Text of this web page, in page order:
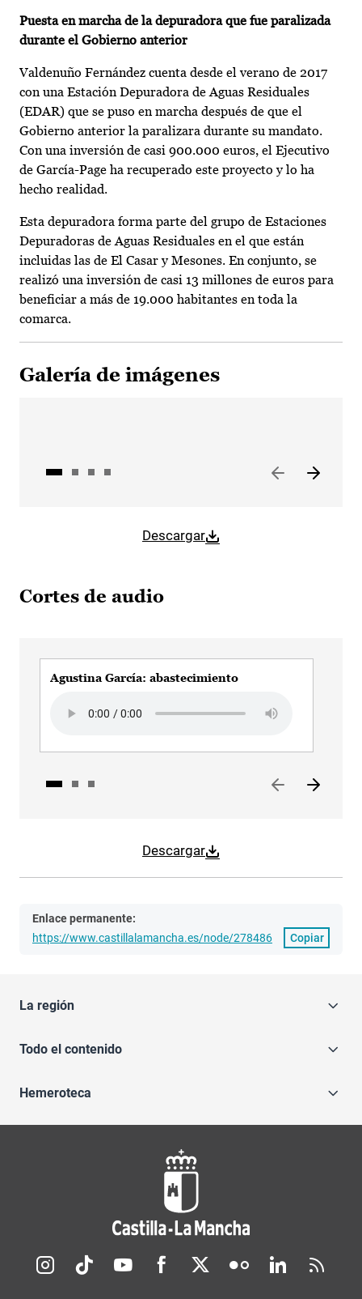
Puesta en marcha de la depuradora que fue paralizada
durante el Gobierno anterior
Valdenuño Fernández cuenta desde el verano de 2017
con una Estación Depuradora de Aguas Residuales
(EDAR) que se puso en marcha después de que el
Gobierno anterior la paralizara durante su mandato.
Con una inversión de casi 900.000 euros, el Ejecutivo
de García-Page ha recuperado este proyecto y lo ha
hecho realidad.
Esta depuradora forma parte del grupo de Estaciones
Depuradoras de Aguas Residuales en el que están
incluidas las de El Casar y Mesones. En conjunto, se
realizó una inversión de casi 13 millones de euros para
beneficiar a más de 19.000 habitantes en toda la
comarca.
Galería de imágenes
Descargar
Cortes de audio
Descargar
Agustina García: abastecimiento
Enlace permanente:
https://www.castillalamancha.es/node/278486
Copiar
La región
Todo el contenido
Hemeroteca
Redes sociales JCCM